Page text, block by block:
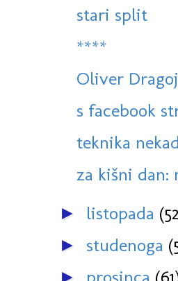
stari split
****
Oliver
s facebook
teknika
za kišni dan:
► listopada
► studenoga